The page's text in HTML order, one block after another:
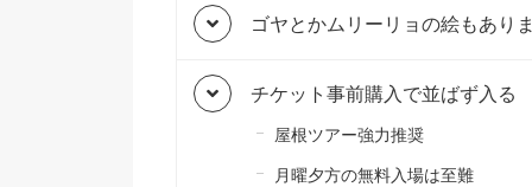
ゴヤとかムリーリョの絵もあり
チケット事前購入で並ばず入る
屋根ツアー強力推奨
月曜夕方の無料入場は至難